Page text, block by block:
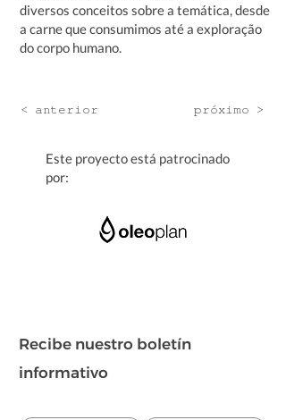
diversos conceitos sobre a temática, desde
a carne que consumimos até a exploração
do corpo humano.
< anterior próximo >
Este proyecto está patrocinado
por:
Recibe nuestro boletín
informativo